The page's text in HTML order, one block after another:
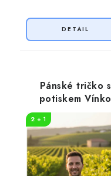
Pánské tričko s
potiskem Vínko
2 + 1